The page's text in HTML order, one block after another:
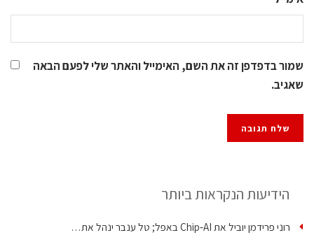
שמור בדפדפן זה את השם, האימייל והאתר שלי לפעם הבאה
שאגיב.
הידיעות הנקראות ביותר
רוני פרידמן יוביל את Chip‑AI באפל; טל ענבר ינהל את…